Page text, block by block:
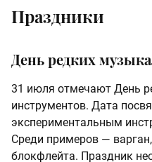
Праздники
День редких
31 июля отмечают День
инструментов. Дата
экспериментальным
Среди примеров —
блокфлейта. Праздник